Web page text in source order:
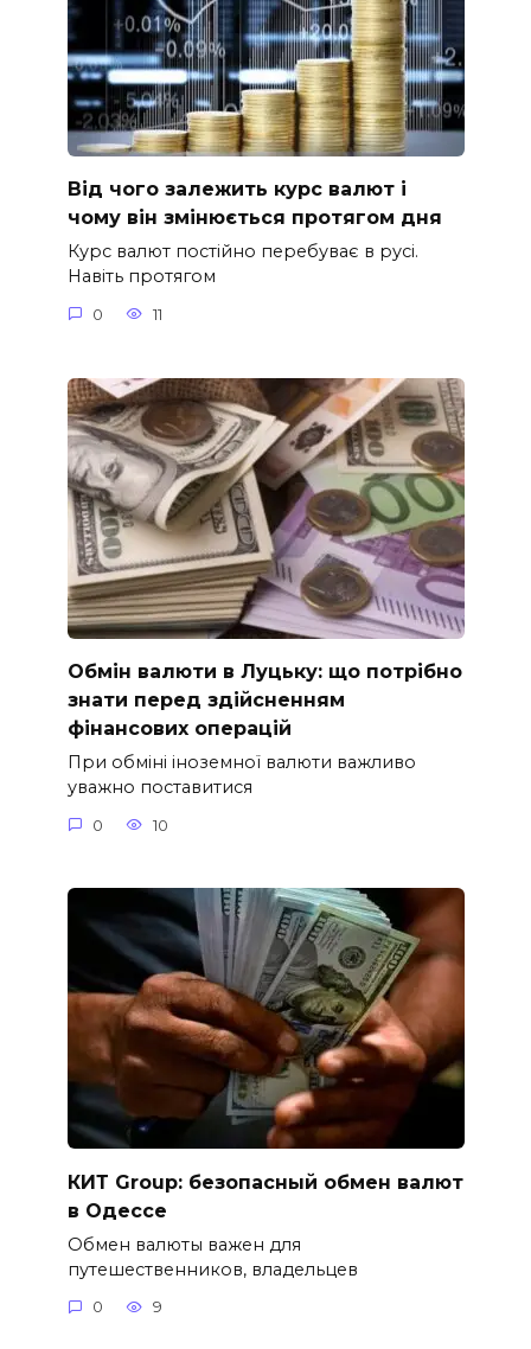
Від чого залежить курс валют і
чому він змінюється протягом дня
Курс валют постійно перебуває в русі.
Навіть протягом
0 11
Обмін валюти в Луцьку: що потрібно
знати перед здійсненням
фінансових операцій
При обміні іноземної валюти важливо
уважно поставитися
0 10
КИТ Group: безопасный обмен валют
в Одессе
Обмен валюты важен для
путешественников, владельцев
0 9